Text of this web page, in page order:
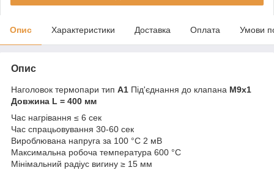
Опис Характеристики Доставка Оплата Умови
Опис
Наголовок термопари тип А1 Під'єднання до клапана М9х1
Довжина L = 400 мм
Час нагрівання ≤ 6 сек
Час спрацьовування 30-60 сек
Вироблювана напруга за 100 °C 2 мВ
Максимальна робоча температура 600 °C
Мінімальний радіус вигину ≥ 15 мм